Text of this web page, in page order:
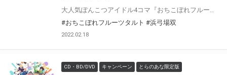
#おちこぼれフルーツタルト #浜弓場双
2022.02.18
CD・BD/DVD キャンペーン とらのあな限定版